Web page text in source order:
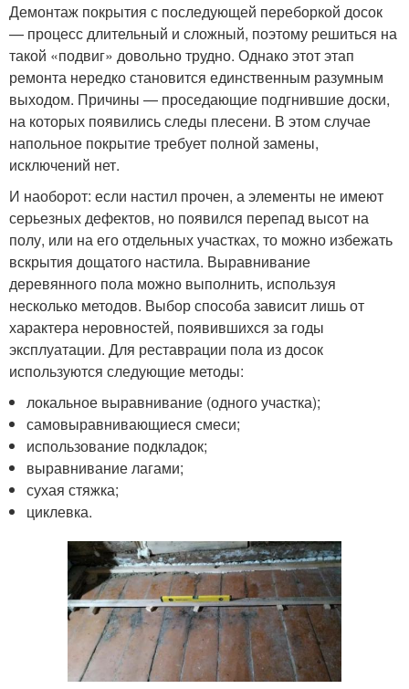
Демонтаж покрытия с последующей переборкой досок
— процесс длительный и сложный, поэтому решиться на
такой «подвиг» довольно трудно. Однако этот этап
ремонта нередко становится единственным разумным
выходом. Причины — проседающие подгнившие доски,
на которых появились следы плесени. В этом случае
напольное покрытие требует полной замены,
исключений нет.
И наоборот: если настил прочен, а элементы не имеют
серьезных дефектов, но появился перепад высот на
полу, или на его отдельных участках, то можно избежать
вскрытия дощатого настила. Выравнивание
деревянного пола можно выполнить, используя
несколько методов. Выбор способа зависит лишь от
характера неровностей, появившихся за годы
эксплуатации. Для реставрации пола из досок
используются следующие методы:
локальное выравнивание (одного участка);
самовыравнивающиеся смеси;
использование подкладок;
выравнивание лагами;
сухая стяжка;
циклевка.